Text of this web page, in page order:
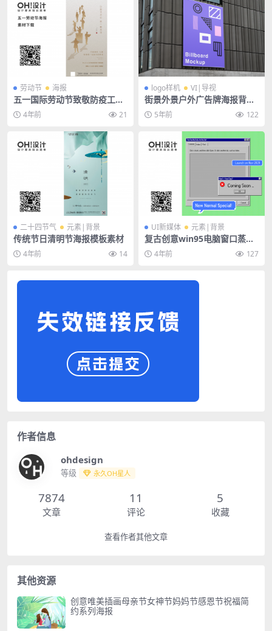
劳动节 海报
五一国际劳动节致敬防疫工人
商业活动海报模板
4年前 21
logo样机 VI|导视
街景外景户外广告牌海报背景
墙指示牌logo场景样机
5年前 122
二十四节气 元素|背景
传统节日清明节海报模板素材
4年前 14
UI新媒体 元素|背景
复古创意win95电脑窗口蒸汽
波像素风手机海报psd模板素
材 4年前 127
作者信息
ohdesign
等级 永久OH星人
7874
文章
11
评论
5
收藏
查看作者其他文章
其他资源
创意唯美插画母亲节女神节妈妈节感恩节祝福简
约系列海报